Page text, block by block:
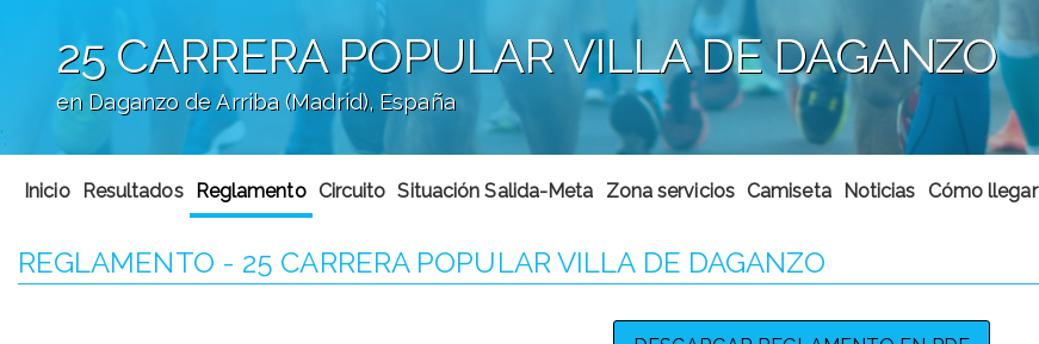
25 CARRERA POPULAR VILLA DE DAGANZO
en Daganzo de Arriba (Madrid), España
';
Inicio Resultados Reglamento Circuito Situación Salida-Meta Zona servicios Camiseta Noticias Cómo llegar
REGLAMENTO - 25 CARRERA POPULAR VILLA DE DAGANZO